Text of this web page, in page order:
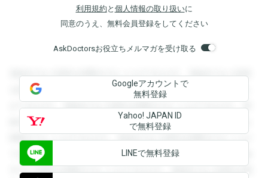
利用規約 と 個人情報の取り扱いに
同意のうえ、無料会員登録をしてください
AskDoctorsお役立ちメルマガを受け取る
登録すると回答を閲覧することができます。登録すると回答
を閲覧することができます。登録すると回答を閲覧すること
ができます。登録すると回答を閲覧することができます。登
録すると回答を閲覧することができます。登録すると回答を
閲覧することができます。登録すると回答を閲覧することが
できます。登録すると回答を閲覧することができます。登録
すると回答を閲覧することができます。登録すると回答を閲
Googleアカウントで
無料登録
Yahoo! JAPAN ID
で無料登録
LINEで無料登録